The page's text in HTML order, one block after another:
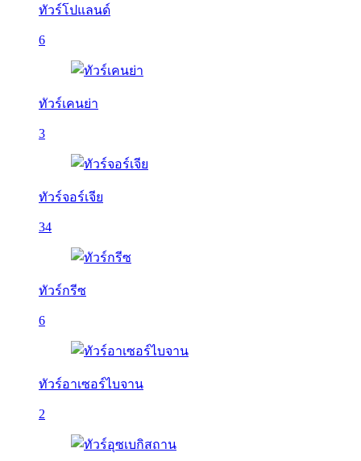
ทัวร์โปแลนด์
6
ทัวร์เคนย่า
3
ทัวร์จอร์เจีย
34
ทัวร์กรีซ
6
ทัวร์อาเซอร์ไบจาน
2